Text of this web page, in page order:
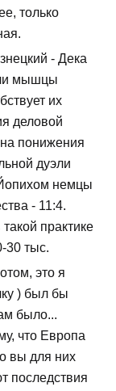
только
- Дека
мышцы
их
деловой
понижения
дуэли
немцы
- 11:4.
практике
30 тыс.
это я
) был бы
было...
что Европа
вы для них
последствия